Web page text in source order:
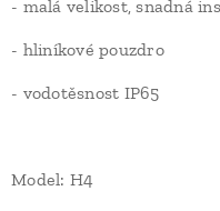
- malá velikost, snadná
- hliníkové pouzdro
- vodotěsnost IP65
Model: H4